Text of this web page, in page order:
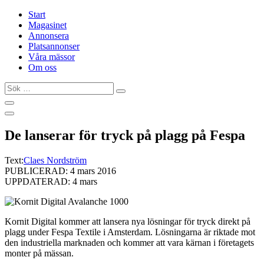
Start
Magasinet
Annonsera
Platsannonser
Våra mässor
Om oss
Sök
…
De lanserar för tryck på plagg på Fespa
Text:Claes Nordström
PUBLICERAD: 4 mars 2016
UPPDATERAD: 4 mars
Kornit Digital kommer att lansera nya lösningar för tryck direkt på
plagg under Fespa Textile i Amsterdam. Lösningarna är riktade mot
den industriella marknaden och kommer att vara kärnan i företagets
monter på mässan.